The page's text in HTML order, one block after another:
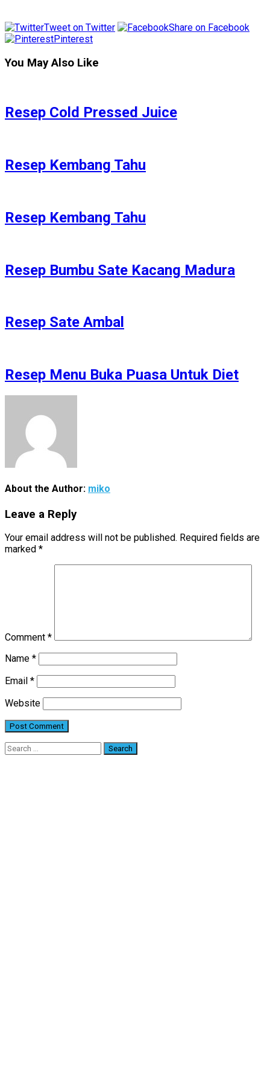
Tweet on Twitter
Share on Facebook
Pinterest
You May Also Like
Resep Cold Pressed Juice
Resep Kembang Tahu
Resep Kembang Tahu
Resep Bumbu Sate Kacang Madura
Resep Sate Ambal
Resep Menu Buka Puasa Untuk Diet
About the Author: miko
Leave a Reply
Your email address will not be published. Required fields are
marked *
Comment *
Name *
Email *
Website
Search